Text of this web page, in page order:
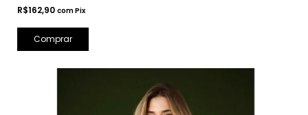
R$162,90 comPix
Comprar